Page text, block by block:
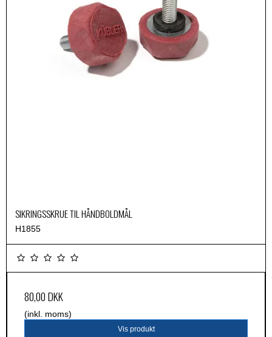
SIKRINGSSKRUE TIL HÅNDBOLDMÅL
H1855
80,00 DKK
(inkl. moms)
Vis produkt